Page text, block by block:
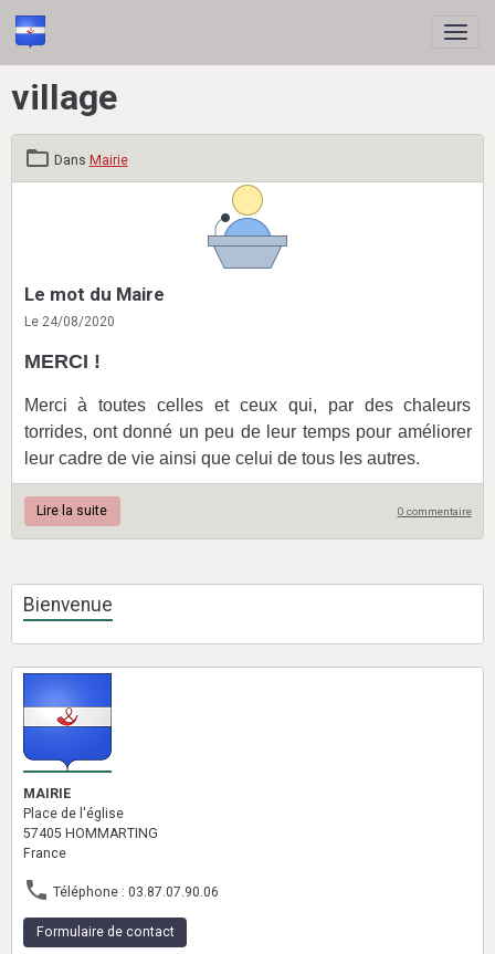
village
Dans Mairie
Le mot du Maire
Le 24/08/2020
MERCI !
Merci à toutes celles et ceux qui, par des chaleurs
torrides, ont donné un peu de leur temps pour améliorer
leur cadre de vie ainsi que celui de tous les autres.
Lire la suite 0 commentaire
Bienvenue
MAIRIE
Place de l'église
57405 HOMMARTING
France
Téléphone : 03.87.07.90.06
Formulaire de contact